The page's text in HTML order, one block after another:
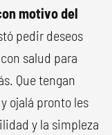
motivo del
pedir deseos
salud para
Que tengan
ojalá pronto les
y la simpleza